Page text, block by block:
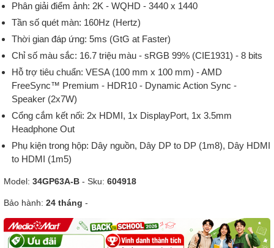
Phân giải điểm ảnh: 2K - WQHD - 3440 x 1440
Tần số quét màn: 160Hz (Hertz)
Thời gian đáp ứng: 5ms (GtG at Faster)
Chỉ số màu sắc: 16.7 triệu màu - sRGB 99% (CIE1931) - 8 bits
Hỗ trợ tiêu chuẩn: VESA (100 mm x 100 mm) - AMD
FreeSync™ Premium - HDR10 - Dynamic Action Sync -
Speaker (2x7W)
Cổng cắm kết nối: 2x HDMI, 1x DisplayPort, 1x 3.5mm
Headphone Out
Phụ kiện trong hộp: Dây nguồn, Dây DP to DP (1m8), Dây HDMI
to HDMI (1m5)
Model: 34GP63A-B - Sku: 604918
Bảo hành: 24 tháng -